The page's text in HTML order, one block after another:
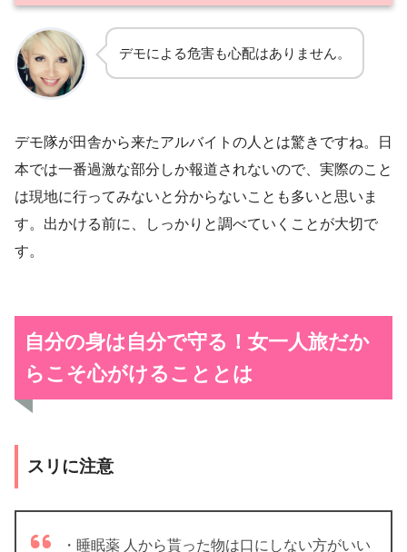
デモによる危害も心配はありません。
デモ隊が田舎から来たアルバイトの人とは驚きですね。日
本では一番過激な部分しか報道されないので、実際のこと
は現地に行ってみないと分からないことも多いと思いま
す。出かける前に、しっかりと調べていくことが大切で
す。
自分の身は自分で守る！女一人旅だか
らこそ心がけることとは
スリに注意
・睡眠薬 人から貰った物は口にしない方がいい